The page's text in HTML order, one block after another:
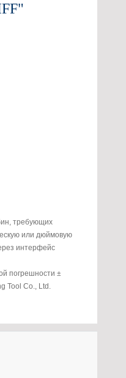
требующих
или дюймовую
интерфейс
погрешности ±
Tool Co., Ltd.